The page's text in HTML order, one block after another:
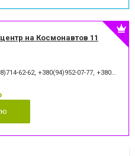
на Космонавтов 11
62-62 +380(94)952-07-77 +380(48)795-77-77